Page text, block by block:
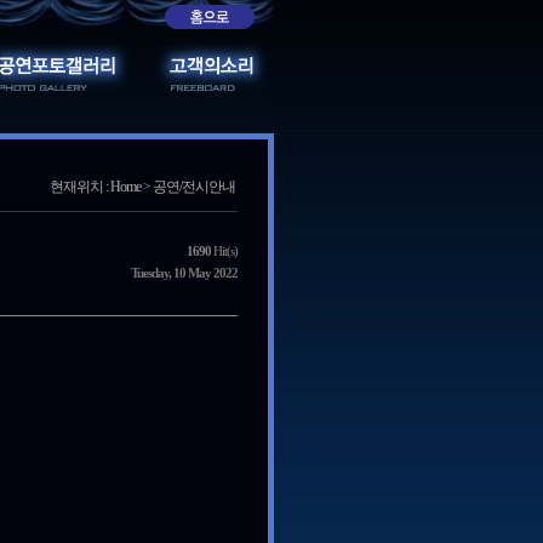
현재위치 : Home > 공연/전시안내
1690Hit(s)
Tuesday, 10 May 2022